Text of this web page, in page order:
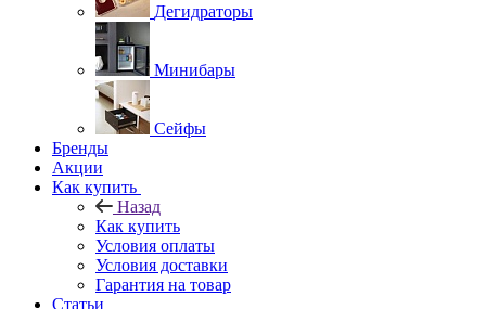
Дегидраторы
Минибары
Сейфы
Бренды
Акции
Как купить
Назад
Как купить
Условия оплаты
Условия доставки
Гарантия на товар
Статьи